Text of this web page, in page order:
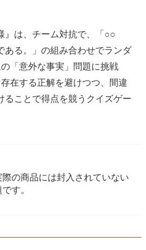
』は、チーム対抗で、「○○
る。」の組み合わせでランダ
「意外な事実」問題に挑戦
在する正解を避けつつ、間違
ることで得点を競うクイズゲー
の商品には封入されていない
す。